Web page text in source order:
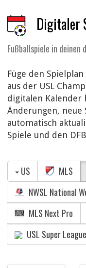
Digitaler
Fußballspiele in
Füge den
aus der USL
digitalen Kalender
Änderungen, neue
automatisch
Spiele und den
US MLS
NWSL National
MLS Next Pro
USL Super League